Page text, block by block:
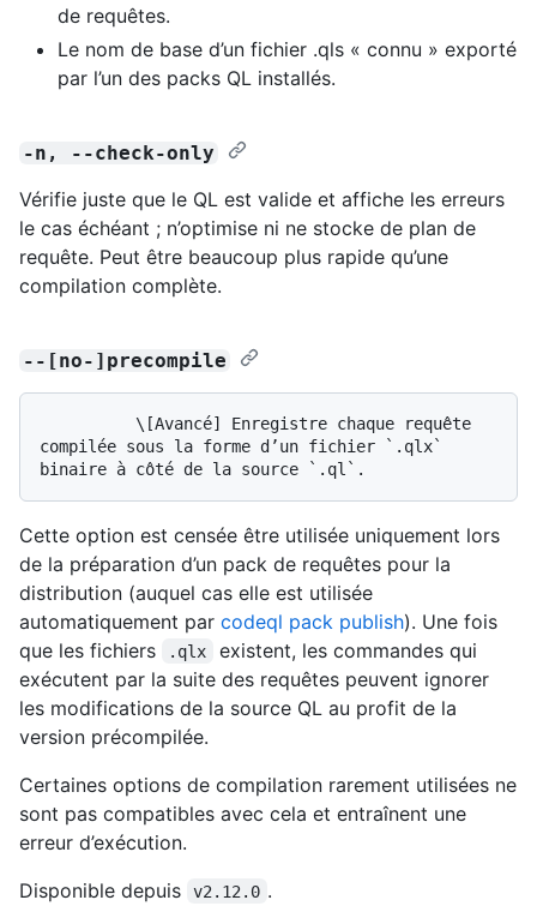
de requêtes.
Le nom de base d’un fichier .qls « connu » exporté
par l’un des packs QL installés.
-n, --check-only
Vérifie juste que le QL est valide et affiche les erreurs
le cas échéant ; n’optimise ni ne stocke de plan de
requête. Peut être beaucoup plus rapide qu’une
compilation complète.
--[no-]precompile
compilée sous la forme d’un fichier `.qlx`
Cette option est censée être utilisée uniquement lors
de la préparation d’un pack de requêtes pour la
distribution (auquel cas elle est utilisée
automatiquement par codeql pack publish). Une fois
que les fichiers
.qlx
existent, les commandes qui
exécutent par la suite des requêtes peuvent ignorer
les modifications de la source QL au profit de la
version précompilée.
Certaines options de compilation rarement utilisées ne
sont pas compatibles avec cela et entraînent une
erreur d’exécution.
Disponible depuis
v2.12.0 .